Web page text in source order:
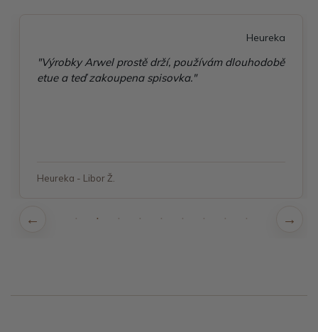
Heureka
"Výrobky Arwel prostě drží, používám dlouhodobě
etue a teď zakoupena spisovka."
Heureka - Libor Ž.